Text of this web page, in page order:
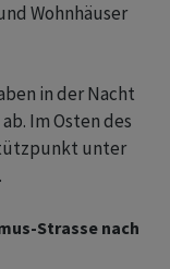
Wohnhäuser
in der Nacht
Im Osten des
unter
Strasse nach